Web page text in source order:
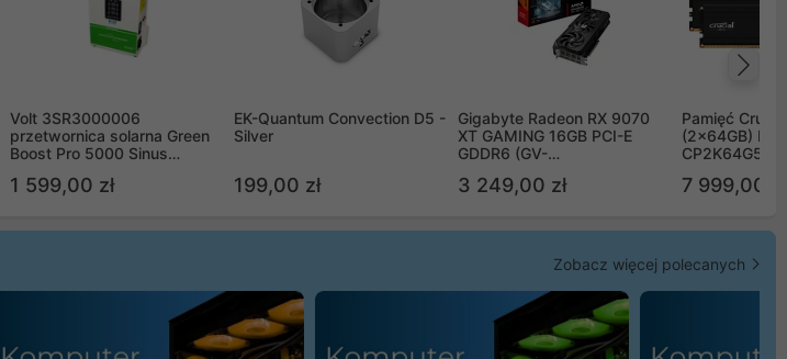
Volt 3SR3000006
przetwornica solarna Green
Boost Pro 5000 Sinus
1 599,00 zł
EK-Quantum Convection D5 -
Silver
199,00 zł
Gigabyte Radeon RX 9070
XT GAMING 16GB PCI-E
GDDR6 (GV-
3 249,00 zł
Pamięć
(2x64GB)
7 999,00 zł
Zobacz więcej polecanych